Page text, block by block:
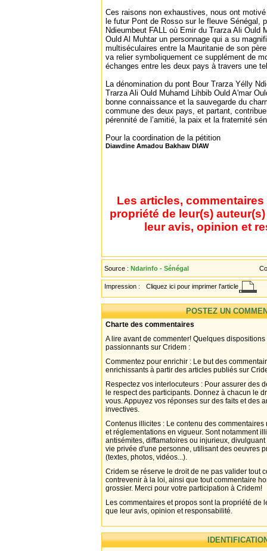
Ces raisons non exhaustives, nous ont
le futur Pont de Rosso sur le fleuve Sénégal,
Ndieumbeut FALL où Emir du Trarza Ali Ould
Ould Al Muhtar un personnage qui a su
multiséculaires entre la Mauritanie de son
va relier symboliquement ce supplément de
échanges entre les deux pays à travers une
La dénomination du pont Bour Trarza Yélly
Trarza Ali Ould Muhamd Lihbib Ould A'mar
bonne connaissance et la sauvegarde du
commune des deux pays, et partant,
pérennité de l’amitié, la paix et la fraternité
Pour la coordination de la pétition
Diawdine Amadou Bakhaw DIAW
Les articles,
propriété de leur(s)
leur avis, opinion et
Source : Ndarinfo - Sénégal
Impression : Cliquez ici pour imprimer l'article
POSTEZ UN
Charte des commentaires
A lire avant de commenter! Quelques
passionnants sur Cridem :
Commentez pour enrichir : Le but des
enrichissants à partir des articles publiés sur
Respectez vos interlocuteurs : Pour assurer des
le respect des participants. Donnez à chacun le
vous. Appuyez vos réponses sur des faits et des
invectives.
Contenus illicites : Le contenu des
et réglementations en vigueur. Sont notamment
antisémites, diffamatoires ou injurieux,
vie privée d'une personne, utilisant des oeuvres
(textes, photos, vidéos...).
Cridem se réserve le droit de ne pas valider tout
contrevenir à la loi, ainsi que tout commentaire
grossier. Merci pour votre participation à Cridem!
Les commentaires et propos sont la propriété de
que leur avis, opinion et responsabilité.